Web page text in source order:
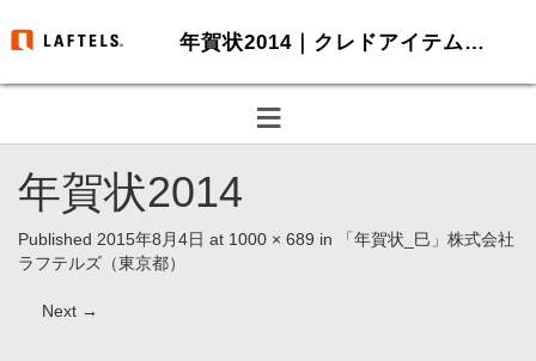
年賀状2014｜クレドアイテム制作・HP制作-ラフテルズ
≡
年賀状2014
Published 2015年8月4日 at 1000 × 689 in
「年賀状_巳」株式会社
ラフテルズ（東京都）
Next →